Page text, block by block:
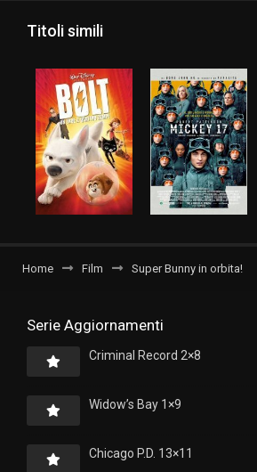
Titoli simili
Home Film Super Bunny in orbita!
Serie Aggiornamenti
Criminal Record 2×8
Widow’s Bay 1×9
Chicago P.D. 13×11